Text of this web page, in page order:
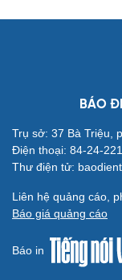
BÁO
Trụ sở: 37 Bà Triệu,
Điện thoại: 84-24-
Thư điện tử:
Liên hệ quảng cáo,
Báo giá quảng cáo
Báo in